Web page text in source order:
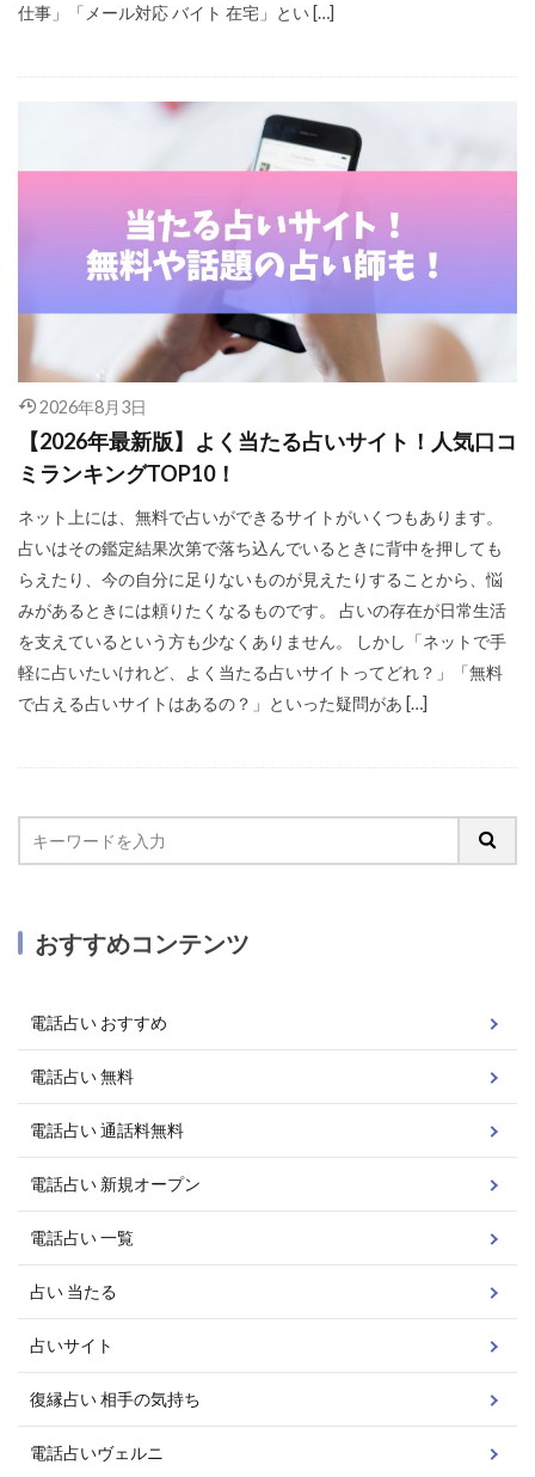
仕事」「メール対応 バイト 在宅」とい […]
2026年8月3日
【2026年最新版】よく当たる占いサイト！人気口コ
ミランキングTOP10！
ネット上には、無料で占いができるサイトがいくつもあります。
占いはその鑑定結果次第で落ち込んでいるときに背中を押しても
らえたり、今の自分に足りないものが見えたりすることから、悩
みがあるときには頼りたくなるものです。 占いの存在が日常生活
を支えているという方も少なくありません。 しかし「ネットで手
軽に占いたいけれど、よく当たる占いサイトってどれ？」「無料
で占える占いサイトはあるの？」といった疑問があ […]
おすすめコンテンツ
電話占い おすすめ
電話占い 無料
電話占い 通話料無料
電話占い 新規オープン
電話占い 一覧
占い 当たる
占いサイト
復縁占い 相手の気持ち
電話占いヴェルニ